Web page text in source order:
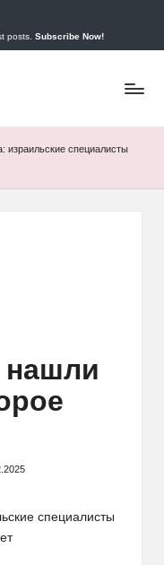
posts. Subscribe Now!
израильские специалисты
нашли